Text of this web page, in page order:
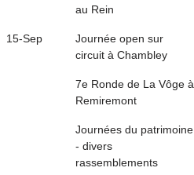
au Rein
15-Sep
Journée open sur
circuit à Chambley
7e Ronde de La Vôge à
Remiremont
Journées du patrimoine
- divers
rassemblements